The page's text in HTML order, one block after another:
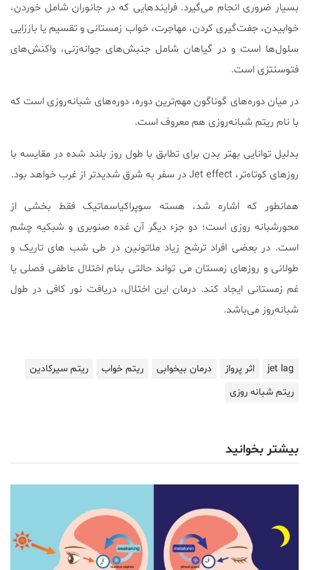
بسیار ضروری انجام می‌گیرد. فرایندهایی که در جانوران شامل خوردن،
خوابیدن، جفت‌گیری کردن، مهاجرت، خواب زمستانی و تقسیم یا باززایی
سلول‌ها است و در گیاهان شامل جنبش‌های جوانه‌زنی، واکنش‌های
فتوسنتزی است.
در میان دوره‌های گوناگون مهم‌ترین دوره، دوره‌های شبانه‌روزی است که
با نام ریتم شبانه‌روزی هم معروف است.
بدلیل توانایی بهتر بدن برای تطابق با طول روز بلند شده در مقایسه با
روز‌های کوتاه‌تر، Jet effect در سفر به شرق شدیدتر از غرب خواهد بود.
همانطور که اشاره شد، هسته سوپراکیاسماتیک فقط بخشی از
محورشبانه روزی است؛ دو جزء دیگر آن غده صنوبری و شبکیه چشم
است. در بعضی افراد ترشح زیاد ملاتونین در طی شب های تاریک و
طولانی و روزهای زمستان می تواند حالتی بنام اختلال عاطفی فصلی یا
غم زمستانی ایجاد کند. درمان این اختلال، دریافت نور کافی در طول
شبانه‌روز می‌باشد.
jet lag اثر پرواز درمان بیخوابی ریتم خواب
ریتم سیرکادین
ریتم شبانه روزی
بیشتر بخوانید